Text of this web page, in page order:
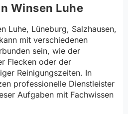
Winsen Luhe
Luhe, Lüneburg, Salzhausen,
mit verschiedenen
sein, wie der
Flecken oder der
Reinigungszeiten. In
professionelle Dienstleister
Aufgaben mit Fachwissen